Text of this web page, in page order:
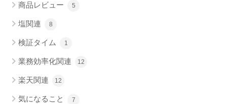
商品レビュー 5
塩関連 8
検証タイム 1
業務効率化関連 12
楽天関連 12
気になること 7